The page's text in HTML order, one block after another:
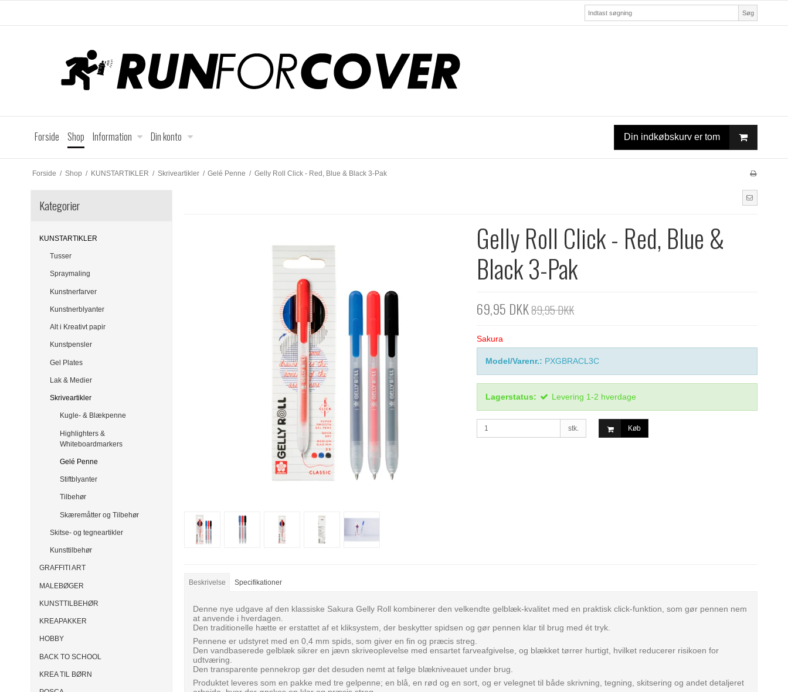
Søg
Forside Shop Information Din konto Din indkøbskurv er tom
Forside / Shop / KUNSTARTIKLER / Skriveartikler / Gelé Penne / Gelly Roll Click - Red, Blue & Black 3-Pak
Kategorier
KUNSTARTIKLER
Tusser
Spraymaling
Kunstnerfarver
Kunstnerblyanter
Alt i Kreativt papir
Kunstpensler
Gel Plates
Lak & Medier
Skriveartikler
Kugle- & Blækpenne
Highlighters &
Whiteboardmarkers
Gelé Penne
Stiftblyanter
Tilbehør
Skæremåtter og Tilbehør
Skitse- og tegneartikler
Kunsttilbehør
GRAFFITI ART
MALEBØGER
KUNSTTILBEHØR
KREAPAKKER
HOBBY
BACK TO SCHOOL
KREA TIL BØRN
Gelly Roll Click - Red, Blue &
Black 3-Pak
69,95 DKK89,95 DKK
Sakura
Model/Varenr.: PXGBRACL3C
Lagerstatus: Levering 1-2 hverdage
stk. Køb
Beskrivelse Specifikationer
Denne nye udgave af den klassiske Sakura Gelly Roll kombinerer den velkendte gelblæk-kvalitet med en praktisk click-funktion, som gør pennen nem
at anvende i hverdagen.
Den traditionelle hætte er erstattet af et kliksystem, der beskytter spidsen og gør pennen klar til brug med ét tryk.
Pennene er udstyret med en 0,4 mm spids, som giver en fin og præcis streg.
Den vandbaserede gelblæk sikrer en jævn skriveoplevelse med ensartet farveafgivelse, og blækket tørrer hurtigt, hvilket reducerer risikoen for
udtværing.
Den transparente pennekrop gør det desuden nemt at følge blækniveauet under brug.
Produktet leveres som en pakke med tre gelpenne; en blå, en rød og en sort, og er velegnet til både skrivning, tegning, skitsering og andet detaljeret